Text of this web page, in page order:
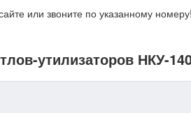
или звоните по указанному номеру!
утилизаторов НКУ-